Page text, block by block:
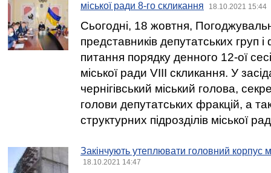
міської ради 8-го скликання
18.10.2021 15:44
Сьогодні, 18 жовтня,
представників депутатських груп
питання порядку денного 12-ої
міської ради VIII скликання. У
чернігівський міський голова,
голови депутатських фракцій, а
структурних підрозділів міської
Закінчують утеплювати головний корпус
18.10.2021 14:47